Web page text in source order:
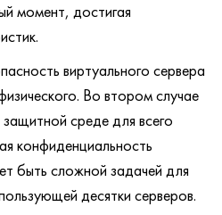
момент, достигая
виртуального сервера
Во втором случае
среде для всего
конфиденциальность
быть сложной задачей для
десятки серверов.